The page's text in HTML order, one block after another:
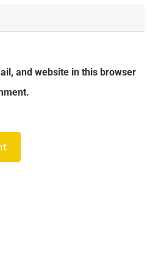
and website in this browser